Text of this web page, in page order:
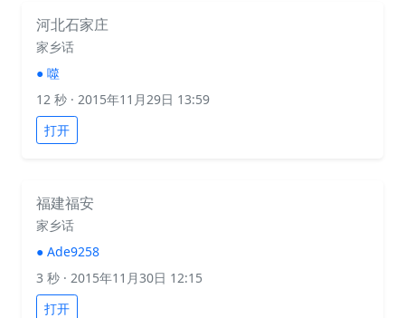
河北石家庄
家乡话
● 噬
12 秒 · 2015年11月29日 13:59
打开
福建福安
家乡话
● Ade9258
3 秒 · 2015年11月30日 12:15
打开